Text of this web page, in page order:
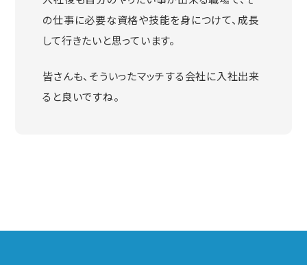
の仕事に必要な資格や技能を身につけて、成長
して行きたいと思っています。
皆さんも、そういったマッチする会社に入社出来
ると良いですね。